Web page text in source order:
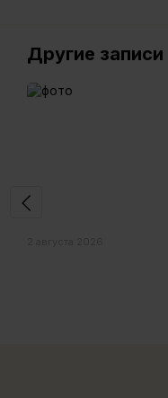
Другие записи